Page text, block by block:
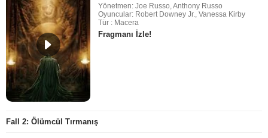
Yönetmen: Joe Russo, Anthony Russo
Oyuncular: Robert Downey Jr., Vanessa Kirby
Tür : Macera
Fragmanı İzle!
Fall 2: Ölümcül Tırmanış